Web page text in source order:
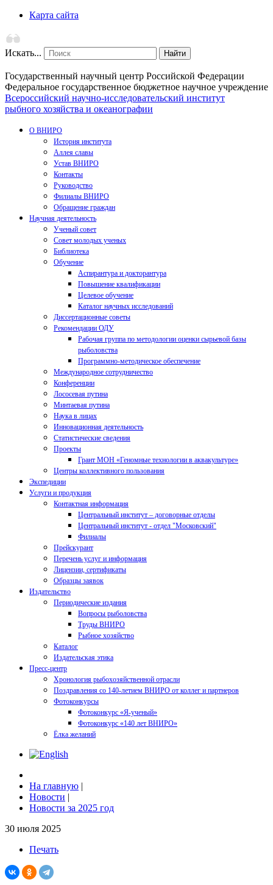
Карта сайта
Искать... Найти
Государственный научный центр Российской Федерации
Федеральное государственное бюджетное научное учреждение
Всероссийский научно-исследовательский институт
рыбного хозяйства и океанографии
О ВНИРО
История института
Аллея славы
Устав ВНИРО
Контакты
Руководство
Филиалы ВНИРО
Обращение граждан
Научная деятельность
Ученый совет
Совет молодых ученых
Библиотека
Обучение
Аспирантура и докторантура
Повышение квалификации
Целевое обучение
Каталог научных исследований
Диссертационные советы
Рекомендации ОДУ
Рабочая группа по методологии оценки сырьевой базы
рыболовства
Программно-методическое обеспечение
Международное сотрудничество
Конференции
Лососевая путина
Минтаевая путина
Наука в лицах
Инновационная деятельность
Статистические сведения
Проекты
Грант МОН «Геномные технологии в аквакультуре»
Центры коллективного пользования
Экспедиции
Услуги и продукция
Контактная информация
Центральный институт – договорные отделы
Центральный институт - отдел "Московский"
Филиалы
Прейскурант
Перечень услуг и информация
Лицензии, сертификаты
Образцы заявок
Издательство
Периодические издания
Вопросы рыболовства
Труды ВНИРО
Рыбное хозяйство
Каталог
Издательская этика
Пресс-центр
Хронология рыбохозяйственной отрасли
Поздравления со 140-летием ВНИРО от коллег и партнеров
Фотоконкурсы
Фотоконкурс «Я-ученый»
Фотоконкурс «140 лет ВНИРО»
Ёлка желаний
На главную |
Новости |
Новости за 2025 год
30 июля 2025
Печать